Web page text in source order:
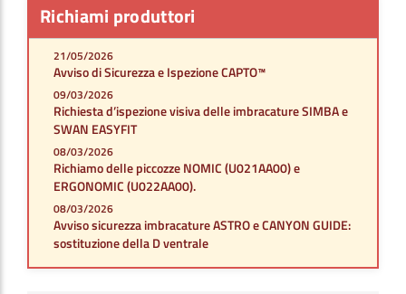
Richiami produttori
21/05/2026
Avviso di Sicurezza e Ispezione CAPTO™
09/03/2026
Richiesta d’ispezione visiva delle imbracature SIMBA e
SWAN EASYFIT
08/03/2026
Richiamo delle piccozze NOMIC (U021AA00) e
ERGONOMIC (U022AA00).
08/03/2026
Avviso sicurezza imbracature ASTRO e CANYON GUIDE:
sostituzione della D ventrale